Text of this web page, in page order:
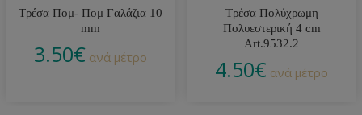
Τρέσα Πομ- Πομ Γαλάζια 10
mm
3.50€ ανά μέτρο
Τρέσα Πολύχρωμη
Πολυεστερική 4 cm
Art.9532.2
4.50€ ανά μέτρο